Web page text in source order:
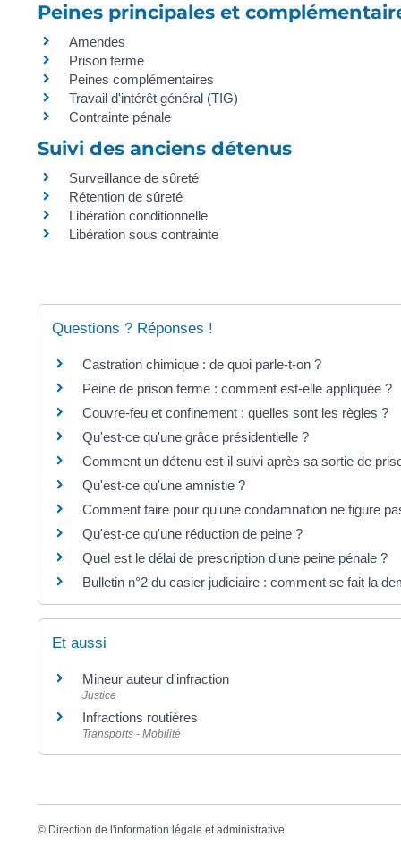
Peines principales et
Amendes
Prison ferme
Peines complémentaires
Travail d'intérêt général (TIG)
Contrainte pénale
Suivi des anciens détenus
Surveillance de sûreté
Rétention de sûreté
Libération conditionnelle
Libération sous contrainte
Questions ? Réponses !
Castration chimique : de quoi parle-t-on ?
Peine de prison ferme : comment est-elle appliquée ?
Couvre-feu et confinement : quelles sont les règles ?
Qu'est-ce qu'une grâce présidentielle ?
Comment un détenu est-il suivi après sa sortie de
Qu'est-ce qu'une amnistie ?
Comment faire pour qu'une condamnation ne figure
Qu'est-ce qu'une réduction de peine ?
Quel est le délai de prescription d'une peine pénale ?
Bulletin n°2 du casier judiciaire : comment se fait la
Et aussi
Mineur auteur d'infraction
Justice
Infractions routières
Transports - Mobilité
© Direction de l'information légale et administrative